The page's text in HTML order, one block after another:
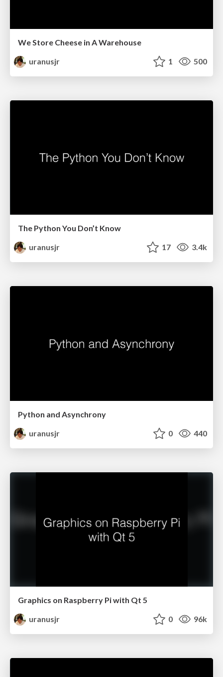
We Store Cheese in A Warehouse
uranusjr
1 500
The Python You Don’t Know
uranusjr
17 3.4k
Python and Asynchrony
uranusjr
0 440
Graphics on Raspberry Pi with Qt 5
uranusjr
0 96k